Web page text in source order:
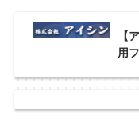
【
用